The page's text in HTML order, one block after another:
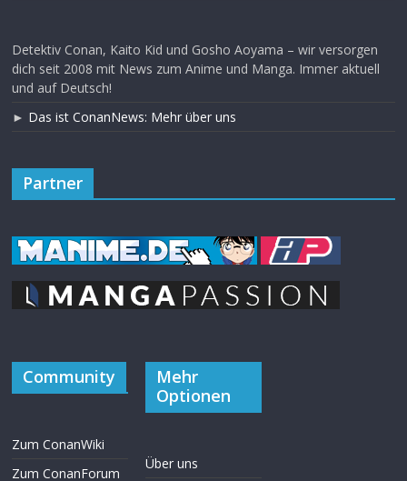
Detektiv Conan, Kaito Kid und Gosho Aoyama – wir versorgen
dich seit 2008 mit News zum Anime und Manga. Immer aktuell
und auf Deutsch!
► Das ist ConanNews: Mehr über uns
Partner
Community
Zum ConanWiki
Zum ConanForum
Mehr
Optionen
Über uns